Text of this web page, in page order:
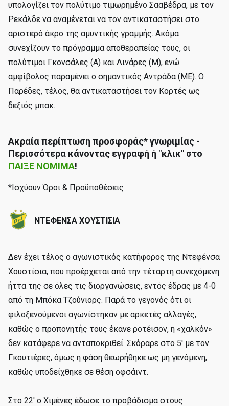
υπολογίζει τον πολύτιμο τιμωρημένο Σααβέδρα, με τον
Ρεκάλδε να αναμένεται να τον αντικαταστήσει στο
αριστερό άκρο της αμυντικής γραμμής. Ακόμα
συνεχίζουν το πρόγραμμα αποθεραπείας τους, οι
πολύτιμοι Γκονσάλες (Α) και Λινάρες (Μ), ενώ
αμφίβολος παραμένει ο σημαντικός Αντράδα (ΜΕ). Ο
Παρέδες, τέλος, θα αντικαταστήσει τον Κορτές ως
δεξιός μπακ.
Ακραία περίπτωση προσφοράς* γνωριμίας -
Περισσότερα κάνοντας εγγραφή ή "κλικ" στο
ΠΑΙΞΕ ΝΟΜΙΜΑ!
*Ισχύουν Όροι & Προϋποθέσεις
ΝΤΕΦΕΝΣΑ ΧΟΥΣΤΙΣΙΑ
Δεν έχει τέλος ο αγωνιστικός κατήφορος της Ντεφένσα
Χουστίσια, που προέρχεται από την τέταρτη συνεχόμενη
ήττα της σε όλες τις διοργανώσεις, εντός έδρας με 4-0
από τη Μπόκα Τζούνιορς. Παρά το γεγονός ότι οι
φιλοξενούμενοι αγωνίστηκαν με αρκετές αλλαγές,
καθώς ο προπονητής τους έκανε ροτέισον, η «χαλκόν»
δεν κατάφερε να ανταποκριθεί. Σκόραρε στο 5' με τον
Γκουτιέρες, όμως η φάση θεωρήθηκε ως μη γενόμενη,
καθώς υποδείχθηκε σε θέση οφσάιντ.
Στο 22' ο Χιμένες έδωσε το προβάδισμα στους